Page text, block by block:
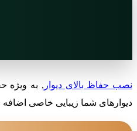
نصب حفاظ بالای دیوار , به ویژه
دیوارهای شما زیبایی خاصی